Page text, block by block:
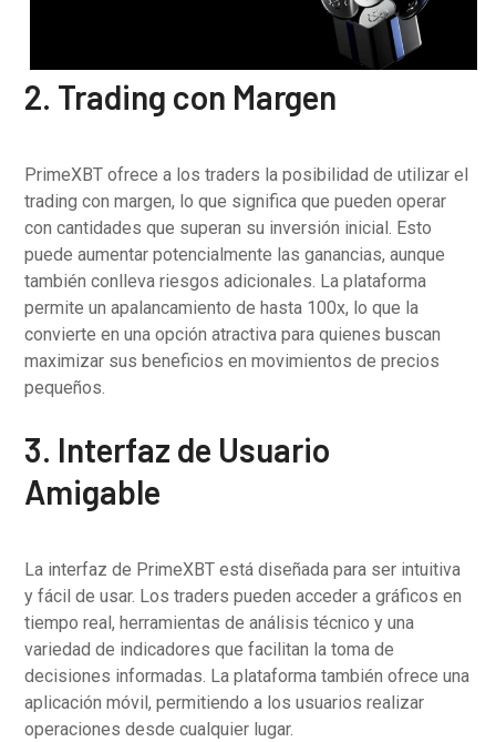
2. Trading con Margen
PrimeXBT ofrece a los traders la posibilidad de utilizar el
trading con margen, lo que significa que pueden operar
con cantidades que superan su inversión inicial. Esto
puede aumentar potencialmente las ganancias, aunque
también conlleva riesgos adicionales. La plataforma
permite un apalancamiento de hasta 100x, lo que la
convierte en una opción atractiva para quienes buscan
maximizar sus beneficios en movimientos de precios
pequeños.
3. Interfaz de Usuario
Amigable
La interfaz de PrimeXBT está diseñada para ser intuitiva
y fácil de usar. Los traders pueden acceder a gráficos en
tiempo real, herramientas de análisis técnico y una
variedad de indicadores que facilitan la toma de
decisiones informadas. La plataforma también ofrece una
aplicación móvil, permitiendo a los usuarios realizar
operaciones desde cualquier lugar.